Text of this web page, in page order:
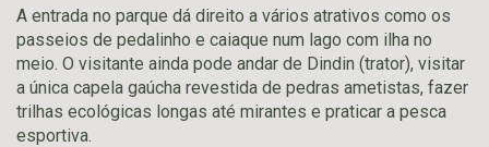
A entrada no parque dá direito a vários atrativos como os
passeios de pedalinho e caiaque num lago com ilha no
meio. O visitante ainda pode andar de Dindin (trator), visitar
a única capela gaúcha revestida de pedras ametistas, fazer
trilhas ecológicas longas até mirantes e praticar a pesca
esportiva.